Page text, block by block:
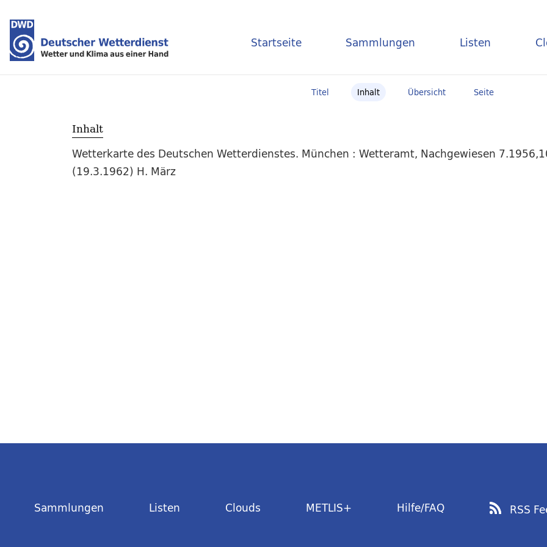
Startseite Sammlungen Listen
Titel Inhalt Übersicht Seite
Inhalt
Wetterkarte des Deutschen Wetterdienstes. München : Wetteramt, Nachgewiesen
(19.3.1962) H. März
Sammlungen Listen Clouds METLIS+ Hilfe/FAQ RSS